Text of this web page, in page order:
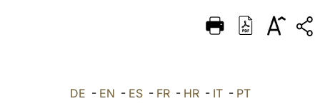
ITALIANO
DE - EN - ES- FR- HR- IT- PT